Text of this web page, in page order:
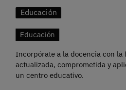
Educación
Educación
Incorpórate a la docencia con la
actualizada, comprometida y
un centro educativo.